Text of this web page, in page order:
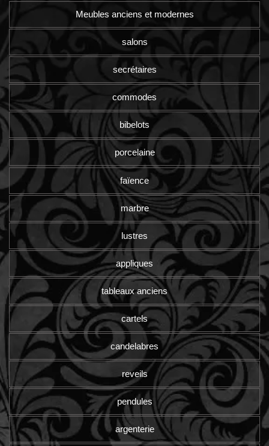
Meubles anciens et modernes
salons
secrétaires
commodes
bibelots
porcelaine
faïence
marbre
lustres
appliques
tableaux anciens
cartels
candelabres
reveils
pendules
argenterie